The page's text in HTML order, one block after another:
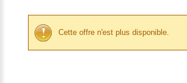
Cette offre n'est plus disponible.